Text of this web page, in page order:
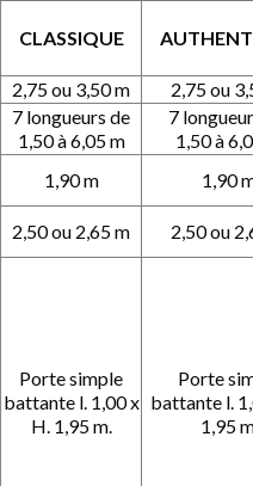
CLASSIQUE
2,75 ou 3,50 m
2,75 ou
7 longueurs de
1,50 à 6,05 m
7
1,50 à
1,90 m
1,90
2,50 ou 2,65 m 2,50 ou
Porte simple
battante l. 1,00 x
H. 1,95 m.
Porte
battante l.
1,95